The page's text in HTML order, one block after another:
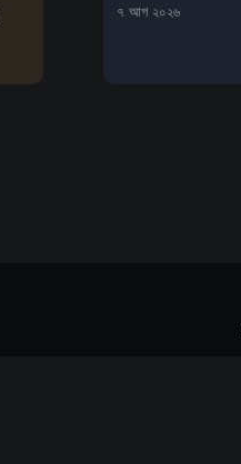
৭ আগ ২০২৬